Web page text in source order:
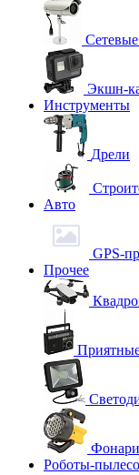
Экшн-
Инструменты
Дрели
Авто
GPS-
Прочее
Фонари
Роботы-